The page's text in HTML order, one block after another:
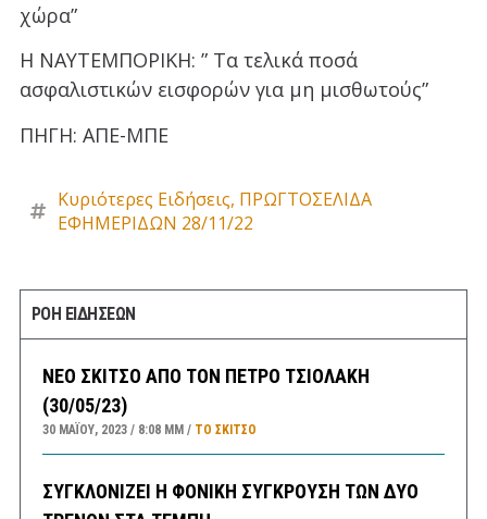
χώρα”
Η ΝΑΥΤΕΜΠΟΡΙΚΗ: ” Τα τελικά ποσά
ασφαλιστικών εισφορών για μη μισθωτούς”
ΠΗΓΗ: ΑΠΕ-ΜΠΕ
Κυριότερες Ειδήσεις, ΠΡΩΓΤΟΣΕΛΙΔΑ
ΕΦΗΜΕΡΙΔΩΝ 28/11/22
ΡΟΗ ΕΙΔΗΣΕΩΝ
ΝΕΟ ΣΚΙΤΣΟ ΑΠΟ ΤΟΝ ΠΕΤΡΟ ΤΣΙΟΛΑΚΗ
(30/05/23)
30 ΜΑΪ́ΟΥ, 2023 8:08 ΜΜ ΤΟ ΣΚΊΤΣΟ
ΣΥΓΚΛΟΝΙΖΕΙ Η ΦΟΝΙΚΗ ΣΥΓΚΡΟΥΣΗ ΤΩΝ ΔΥΟ